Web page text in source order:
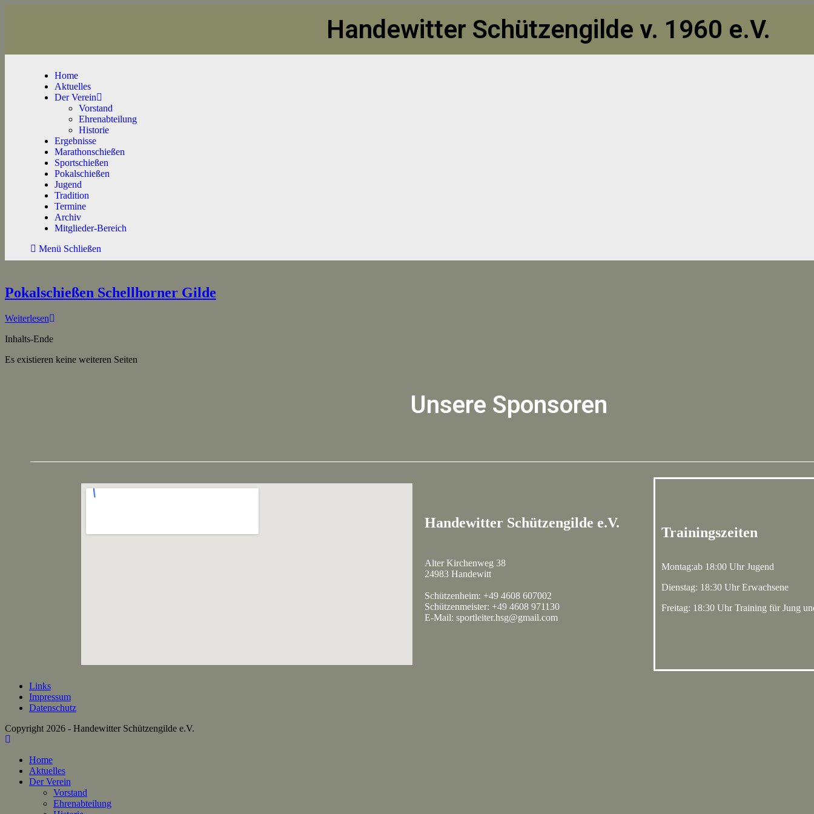
Handewitter Schützengilde v. 1960 e.V.
Home
Aktuelles
Der Verein
Vorstand
Ehrenabteilung
Historie
Ergebnisse
Marathonschießen
Sportschießen
Pokalschießen
Jugend
Tradition
Termine
Archiv
Mitglieder-Bereich
Menü Schließen
Pokalschießen Schellhorner Gilde
Weiterlesen
Inhalts-Ende
Es existieren keine weiteren Seiten
Unsere Sponsoren
Handewitter Schützengilde e.V.
Alter Kirchenweg 38
24983 Handewitt
Schützenheim: +49 4608 607002
Schützenmeister: +49 4608 971130
E-Mail: sportleiter.hsg@gmail.com
Trainingszeiten
Montag:ab 18:00 Uhr Jugend
Dienstag: 18:30 Uhr Erwachsene
Freitag: 18:30 Uhr Training für Jung
Links
Impressum
Datenschutz
Copyright 2026 - Handewitter Schützengilde e.V.
Home
Aktuelles
Der Verein
Vorstand
Ehrenabteilung